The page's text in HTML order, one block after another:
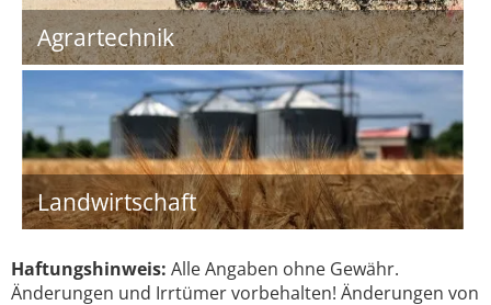
Agrartechnik
Landwirtschaft
Haftungshinweis: Alle Angaben ohne Gewähr.
Änderungen und Irrtümer vorbehalten! Änderungen von